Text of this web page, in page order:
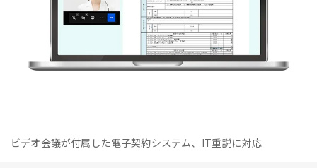
ビデオ会議が付属した電子契約システム、IT重説に対応